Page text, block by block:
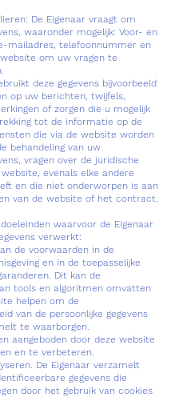
De Eigenaar vraagt om
waaronder mogelijk: Voor- en
mailadres, telefoonnummer en
om uw vragen te
deze gegevens bijvoorbeeld
op uw berichten, twijfels,
of zorgen die u mogelijk
tot de informatie op de
die via de website worden
behandeling van uw
vragen over de juridische
evenals elke andere
en die niet onderworpen is aan
van de website of het contract.
waarvoor de Eigenaar
verwerkt:
de voorwaarden in de
en in de toepasselijke
Dit kan de
tools en algoritmen omvatten
helpen om de
van de persoonlijke gegevens
te waarborgen.
aangeboden door deze website
en te verbeteren.
De Eigenaar verzamelt
gegevens die
door het gebruik van cookies